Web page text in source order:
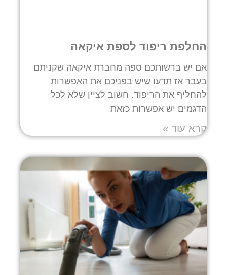
החלפת ריפוד לספת איקאה
אם יש ברשותכם ספה מחברת איקאה שקניתם
בעבר אז תדעו שיש בפניכם את האפשרות
להחליף את הריפוד. חשוב לציין שלא לכל
הדגמים יש אפשרות כזאת
קרא עוד »